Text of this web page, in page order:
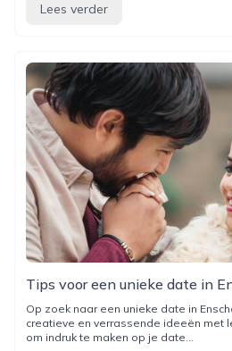
Lees verder
Tips voor een unieke date in
Op zoek naar een unieke date in
creatieve en verrassende ideeën met
om indruk te maken op je date...